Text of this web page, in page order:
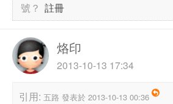
號？ 註冊
烙印
2013-10-13 17:34
引用: 五路 發表於 2013-10-13 00:36